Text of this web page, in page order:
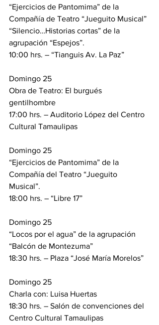
“Ejercicios de Pantomima” de la
Compañía de Teatro “Jueguito Musical”
“Silencio…Historias cortas” de la
agrupación “Espejos”.
10:00 hrs. – “Tianguis Av. La Paz”
Domingo 25
Obra de Teatro: El burgués
gentilhombre
17:00 hrs. – Auditorio López del Centro
Cultural Tamaulipas
Domingo 25
“Ejercicios de Pantomima” de la
Compañía del Teatro “Jueguito
Musical”.
18:00 hrs. – “Libre 17”
Domingo 25
“Locos por el agua” de la agrupación
“Balcón de Montezuma”
18:30 hrs. – Plaza “José María Morelos”
Domingo 25
Charla con: Luisa Huertas
18:30 hrs. – Salón de convenciones del
Centro Cultural Tamaulipas